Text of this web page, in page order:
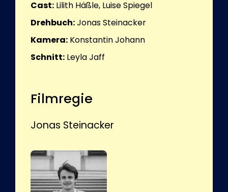
Cast: Lilith Häßle, Luise Spiegel
Drehbuch:Jonas Steinacker
Kamera: Konstantin Johann
Schnitt: Leyla Jaff
Filmregie
Jonas Steinacker